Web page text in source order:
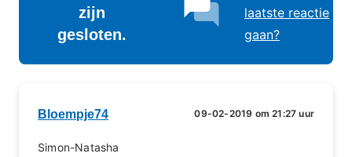
zijn
gesloten.
laatste reactie
gaan?
Bloempje74 09-02-2019 om 21:27 uur
Simon-Natasha